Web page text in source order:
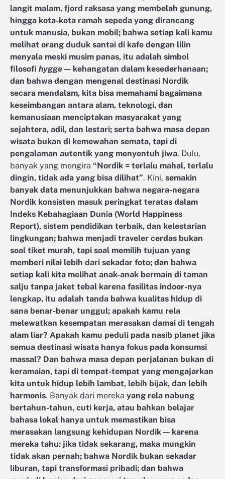
langit malam, fjord raksasa yang membelah gunung,
hingga kota-kota ramah sepeda yang dirancang
untuk manusia, bukan mobil; bahwa setiap kali kamu
melihat orang duduk santai di kafe dengan lilin
menyala meski musim panas, itu adalah simbol
filosofi hygge — kehangatan dalam kesederhanaan;
dan bahwa dengan mengenal destinasi Nordik
secara mendalam, kita bisa memahami bagaimana
keseimbangan antara alam, teknologi, dan
kemanusiaan menciptakan masyarakat yang
sejahtera, adil, dan lestari; serta bahwa masa depan
wisata bukan di kemewahan semata, tapi di
pengalaman autentik yang menyentuh jiwa. Dulu,
banyak yang mengira “Nordik = terlalu mahal, terlalu
dingin, tidak ada yang bisa dilihat”. Kini, semakin
banyak data menunjukkan bahwa negara-negara
Nordik konsisten masuk peringkat teratas dalam
Indeks Kebahagiaan Dunia (World Happiness
Report), sistem pendidikan terbaik, dan kelestarian
lingkungan; bahwa menjadi traveler cerdas bukan
soal tiket murah, tapi soal memilih tujuan yang
memberi nilai lebih dari sekadar foto; dan bahwa
setiap kali kita melihat anak-anak bermain di taman
salju tanpa jaket tebal karena fasilitas indoor-nya
lengkap, itu adalah tanda bahwa kualitas hidup di
sana benar-benar unggul; apakah kamu rela
melewatkan kesempatan merasakan damai di tengah
alam liar? Apakah kamu peduli pada nasib planet jika
semua destinasi wisata hanya fokus pada konsumsi
massal? Dan bahwa masa depan perjalanan bukan di
keramaian, tapi di tempat-tempat yang mengajarkan
kita untuk hidup lebih lambat, lebih bijak, dan lebih
harmonis. Banyak dari mereka yang rela nabung
bertahun-tahun, cuti kerja, atau bahkan belajar
bahasa lokal hanya untuk memastikan bisa
merasakan langsung kehidupan Nordik — karena
mereka tahu: jika tidak sekarang, maka mungkin
tidak akan pernah; bahwa Nordik bukan sekadar
liburan, tapi transformasi pribadi; dan bahwa